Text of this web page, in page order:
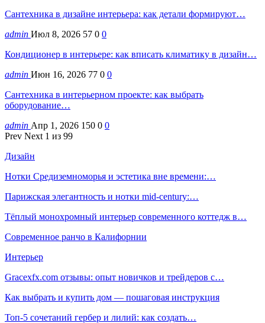
Сантехника в дизайне интерьера: как детали формируют…
admin Июл 8, 2026 57 0 0
Кондиционер в интерьере: как вписать климатику в дизайн…
admin Июн 16, 2026 77 0 0
Сантехника в интерьерном проекте: как выбрать
оборудование…
admin Апр 1, 2026 150 0 0
Prev Next 1 из 99
Дизайн
Нотки Средиземноморья и эстетика вне времени:…
Парижская элегантность и нотки mid-century:…
Тёплый монохромный интерьер современного коттедж в…
Современное ранчо в Калифорнии
Интерьер
Gracexfx.com отзывы: опыт новичков и трейдеров с…
Как выбрать и купить дом — пошаговая инструкция
Топ-5 сочетаний гербер и лилий: как создать…